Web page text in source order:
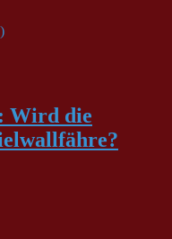
Wird die